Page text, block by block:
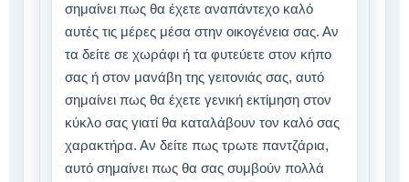
σημαίνει πως θα έχετε αναπάντεχο καλό
αυτές τις μέρες μέσα στην οικογένεια σας. Αν
τα δείτε σε χωράφι ή τα φυτεύετε στον κήπο
σας ή στον μανάβη της γειτονιάς σας, αυτό
σημαίνει πως θα έχετε γενική εκτίμηση στον
κύκλο σας γιατί θα καταλάβουν τον καλό σας
χαρακτήρα. Αν δείτε πως τρωτε παντζάρια,
αυτό σημαίνει πως θα σας συμβούν πολλά